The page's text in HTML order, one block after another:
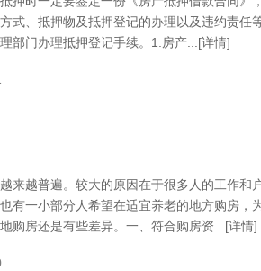
式、抵押物及抵押登记的办理以及违约责任
部门办理抵押登记手续。1.房产...[详情]
来越普遍。较大的原因在于很多人的工作和
有一小部分人希望在适宜养老的地方购房，
购房还是有些差异。一、符合购房资...[详情]